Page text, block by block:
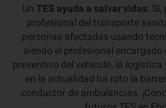
UnTES ayuda a salvar vidas.
profesional del transporte
personas afectadas usando
siendo el profesional
preventivo del vehículo, la
en la actualidad ha roto la
conductor de ambulancias.